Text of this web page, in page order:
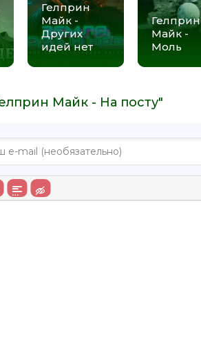
Гелприн
Майк -
Других
идей нет
Гелприн
Майк -
Моль
Майк - На посту"